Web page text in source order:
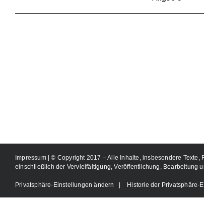
Impressum
| © Copyright 2017 – Alle Inhalte, insbesondere
einschließlich der Vervielfältigung, Veröffentlichung, Bearbeitung
Privatsphäre-Einstellungen ändern Historie der Privatsphäre-